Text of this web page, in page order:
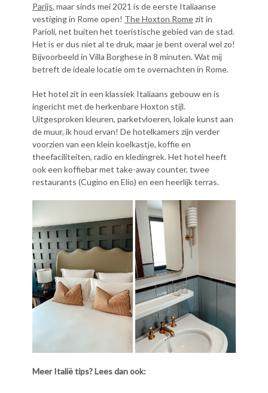
Parijs, maar sinds mei 2021 is de eerste Italiaanse
vestiging in Rome open! The Hoxton Romezit in
Parioli, net buiten het toeristische gebied van de stad.
Het is er dus niet al te druk, maar je bent overal wel zo!
Bijvoorbeeld in Villa Borghese in 8 minuten. Wat mij
betreft de ideale locatie om te overnachten in Rome.
Het hotel zit in een klassiek Italiaans gebouw en is
ingericht met de herkenbare Hoxton stijl.
Uitgesproken kleuren, parketvloeren, lokale kunst aan
de muur, ik houd ervan! De hotelkamers zijn verder
voorzien van een klein koelkastje, koffie en
theefaciliteiten, radio en kledingrek. Het hotel heeft
ook een koffiebar met take-away counter, twee
restaurants (Cugino en Elio) en een heerlijk terras.
Meer Italië tips? Lees dan ook: